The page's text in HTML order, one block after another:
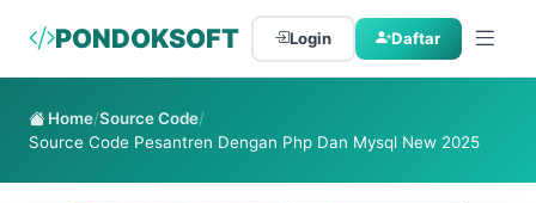
PONDOKSOFT Login Daftar
Home/Source Code/
Source Code Pesantren Dengan Php Dan Mysql New 2025